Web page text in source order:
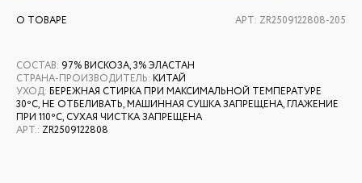
О ТОВАРЕ АРТ: ZR2509122808-205
СОСТАВ: 97% ВИСКОЗА, 3% ЭЛАСТАН
СТРАНА-ПРОИЗВОДИТЕЛЬ: КИТАЙ
УХОД: БЕРЕЖНАЯ СТИРКА ПРИ МАКСИМАЛЬНОЙ ТЕМПЕРАТУРЕ
30ºС, НЕ ОТБЕЛИВАТЬ, МАШИННАЯ СУШКА ЗАПРЕЩЕНА, ГЛАЖЕНИЕ
ПРИ 110ºС, СУХАЯ ЧИСТКА ЗАПРЕЩЕНА
АРТ.: ZR2509122808